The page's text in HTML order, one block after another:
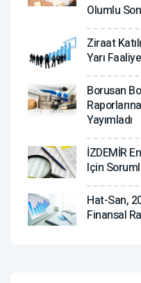
Olumlu
Ziraat
Yarı
Borusan
Yayımladı
İZDEMİR
Için
Hat-San,
Finansal